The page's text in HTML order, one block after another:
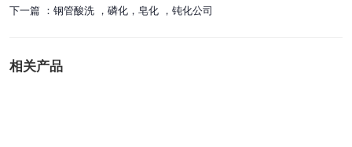
下一篇 ： 钢管酸洗 ，磷化，皂化 ，钝化公司
相关产品